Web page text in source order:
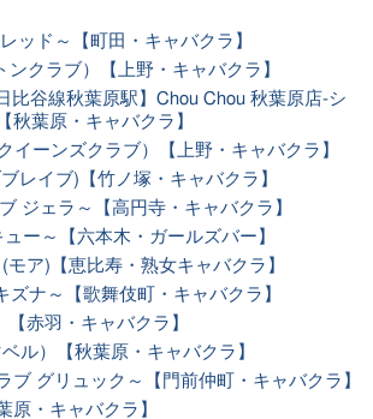
ッド～【町田・キャバクラ】
ンクラブ）【上野・キャバクラ】
比谷線秋葉原駅】Chou Chou 秋葉原店-シ
秋葉原・キャバクラ】
イーンズクラブ）【上野・キャバクラ】
レイブ)【竹ノ塚・キャバクラ】
ジェラ～【高円寺・キャバクラ】
ー～【六本木・ガールズバー】
ア)【恵比寿・熟女キャバクラ】
ズナ～【歌舞伎町・キャバクラ】
赤羽・キャバクラ】
ル）【秋葉原・キャバクラ】
ブ グリュック～【門前仲町・キャバクラ】
原・キャバクラ】